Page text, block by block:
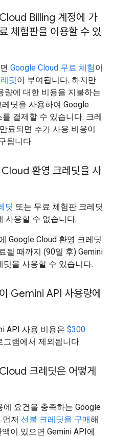
Billing 계정에 가
체험판을 이용할 수 있
Google Cloud 무료 체험이
딧이 부여됩니다. 하지만
량에 대한 비용을 지불하는
딧을 사용하여 Google
결제할 수 있습니다. 크레
료되면 추가 사용 비용이
됩니다.
환영 크레딧을 사
딧 또는 무료 체험판 크레딧
사용할 수 없습니다.
Google Cloud 환영 크레딧
될 때까지 (90일 후) Gemini
을 사용할 수 있습니다.
Gemini API 사용량에
API 사용 비용은 $300
그램에서 제외됩니다.
크레딧은 어떻게
에 요건을 충족하는 Google
먼저 선불 크레딧을 구매해
이 있으면 Gemini API에